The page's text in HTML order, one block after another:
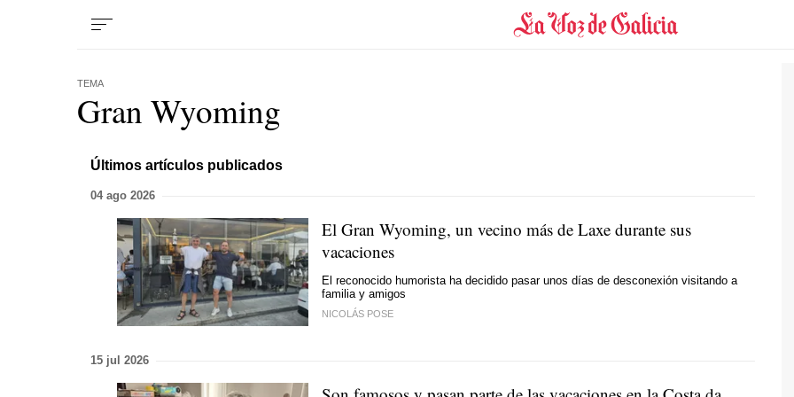
TEMA
Gran Wyoming
Últimos artículos publicados
04 ago 2026
El Gran Wyoming, un vecino más de Laxe durante sus
vacaciones
El reconocido humorista ha decidido pasar unos días de desconexión visitando a
familia y amigos
NICOLÁS POSE
15 jul 2026